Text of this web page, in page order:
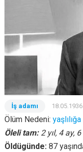
İş adamı 18.05.1936
Ölüm Nedeni: yaşlılığa
Öleli tam: 2 yıl, 4 ay,
Öldügünde: 87